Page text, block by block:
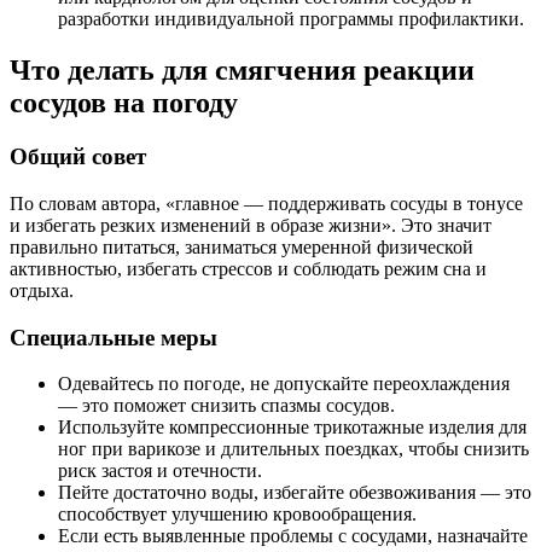
разработки индивидуальной программы профилактики.
Что делать для смягчения реакции
сосудов на погоду
Общий совет
По словам автора, «главное — поддерживать сосуды в тонусе
и избегать резких изменений в образе жизни». Это значит
правильно питаться, заниматься умеренной физической
активностью, избегать стрессов и соблюдать режим сна и
отдыха.
Специальные меры
Одевайтесь по погоде, не допускайте переохлаждения
— это поможет снизить спазмы сосудов.
Используйте компрессионные трикотажные изделия для
ног при варикозе и длительных поездках, чтобы снизить
риск застоя и отечности.
Пейте достаточно воды, избегайте обезвоживания — это
способствует улучшению кровообращения.
Если есть выявленные проблемы с сосудами, назначайте